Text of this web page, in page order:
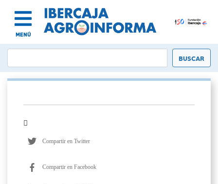
MENÚ
Compartir en Twitter
Compartir en Facebook